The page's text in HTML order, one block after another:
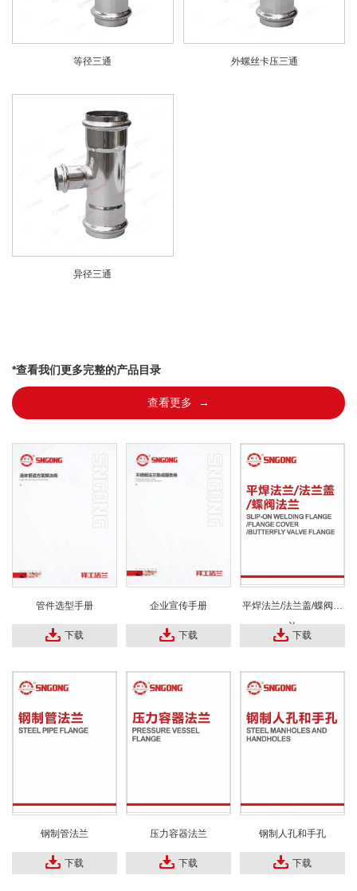
等径三通 外螺丝卡压三通
异径三通
*查看我们更多完整的产品目录
查看更多 →
管件选型手册
下载
企业宣传手册
下载
平焊法兰/法兰盖/蝶阀法
兰
下载
钢制管法兰
下载
压力容器法兰
下载
钢制人孔和手孔
下载